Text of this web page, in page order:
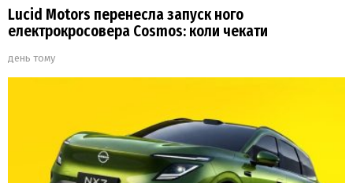
Lucid Motors перенесла запуск ного
електрокросовера Cosmos: коли чекати
день тому